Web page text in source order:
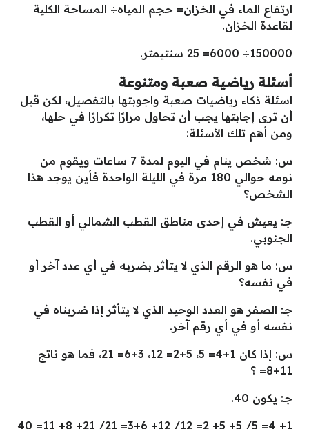
ارتفاع الماء في الخزان= حجم المياه÷ المساحة الكلية
لقاعدة الخزان.
150000÷ 6000= 25 سنتيمتر.
أسئلة رياضية صعبة ومتنوعة
اسئلة ذكاء رياضيات صعبة واجوبتها بالتفصيل، لكن قبل
أن ترى إجابتها يجب أن تحاول مرارًا تكرارًا في حلها،
ومن أهم تلك الأسئلة:
س: شخص ينام في اليوم لمدة 7 ساعات ويقوم من
نومه حوالي 180 مرة في الليلة الواحدة فأين يوجد هذا
الشخص؟
جـ: يعيش في إحدى مناطق القطب الشمالي أو القطب
الجنوبي.
س: ما هو الرقم الذي لا يتأثر بضربه في أي عدد آخر أو
في نفسه؟
جـ: الصفر هو العدد الوحيد الذي لا يتأثر إذا ضربناه في
نفسه أو في أي رقم آخر.
س: إذا كان 1+4= 5، 5+2= 12، 3+6= 21، فما هو ناتج
11+8= ؟
جـ: يكون 40.
1+ 4= 5/ 5+ 5+ 2= 12/ 12+ 3+6= 21/ 21+ 8+ 11= 40